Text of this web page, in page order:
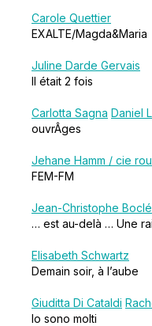
Carole Quettier
EXALTE/Magda&Maria
Juline Darde Gervais
Il était 2 fois
Carlotta Sagna Daniel
ouvrÂges
Jehane Hamm / cie
FEM-FM
Jean-Christophe Boclé
… est au-delà … Une
Elisabeth Schwartz
Demain soir, à l’aube
Giuditta Di Cataldi
Io sono molti